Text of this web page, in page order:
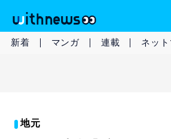
新着 マンガ 連載 ネッ
地元